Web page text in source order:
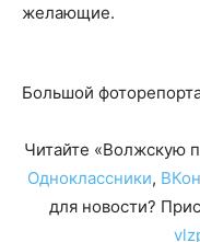
желающие.
Большой
Читайте «Волжскую
Одноклассники,
для новости?